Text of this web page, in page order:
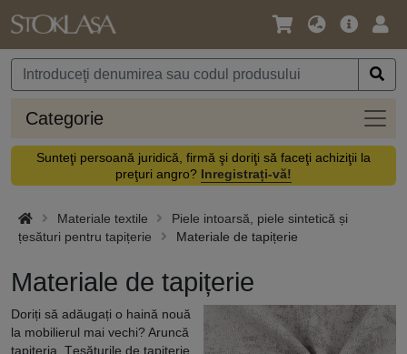
Limbă
Monedă
Meniul
Categorie
Sunteţi persoană juridică, firmă şi doriţi să faceţi achiziţii la
preţuri angro? Inregistrați-vă!
Materiale textile
Piele intoarsă, piele sintetică și
țesături pentru tapițerie
Materiale de tapițerie
Materiale de tapițerie
Doriți să adăugați o haină nouă
la mobilierul mai vechi? Aruncă
tapițeria. Țesăturile de tapițerie